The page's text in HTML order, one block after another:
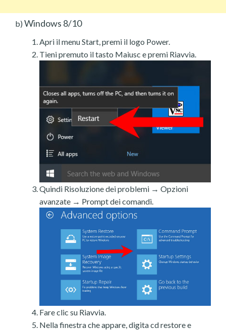
b) Windows 8/10
Apri il menu Start, premi il logo Power.
Tieni premuto il tasto Maiusc e premi Riavvia.
Quindi Risoluzione dei problemi → Opzioni
avanzate → Prompt dei comandi.
Fare clic su Riavvia.
Nella finestra che appare, digita cd restore e